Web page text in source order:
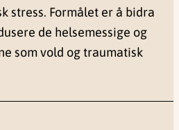
stress. Formålet er å bidra
de helsemessige og
som vold og traumatisk